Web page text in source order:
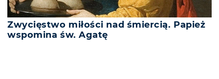
Zwycięstwo miłości nad śmiercią. Papież
wspomina św. Agatę